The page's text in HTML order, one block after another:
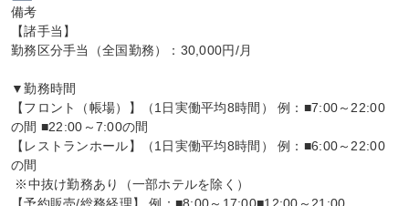
備考
【諸手当】
勤務区分手当（全国勤務）：30,000円/月
▼勤務時間
【フロント（帳場）】（1日実働平均8時間） 例：■7:00～22:00
の間 ■22:00～7:00の間
【レストランホール】（1日実働平均8時間） 例：■6:00～22:00
の間